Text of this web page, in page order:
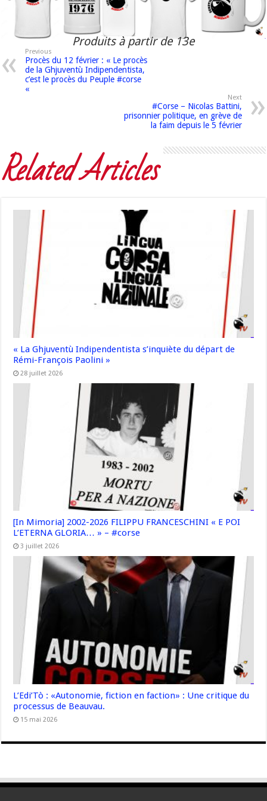
Produits à partir de 13e
Previous
Procès du 12 février : « Le procès
de la Ghjuventù Indipendentista,
c’est le procès du Peuple #corse
«
Next
#Corse – Nicolas Battini,
prisonnier politique, en grève de
la faim depuis le 5 février
Related Articles
« La Ghjuventù Indipendentista s’inquiète du départ de
Rémi-François Paolini »
28 juillet 2026
[In Mimoria] 2002-2026 FILIPPU FRANCESCHINI « E POI
L’ETERNA GLORIA… » – #corse
3 juillet 2026
L’Edi’Tò : «Autonomie, fiction en faction» : Une critique du
processus de Beauvau.
15 mai 2026